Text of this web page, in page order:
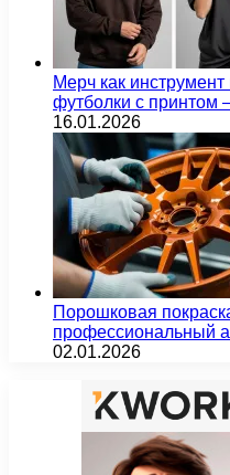
Мерч как
футболки с
16.01.2026
Порошковая
профессиональный
02.01.2026